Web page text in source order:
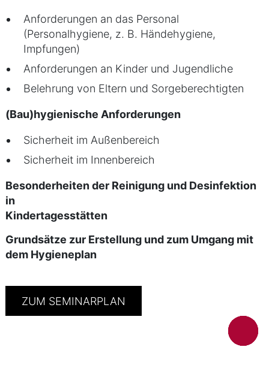
Anforderungen an das Personal
(Personalhygiene, z. B. Händehygiene,
Impfungen)
Anforderungen an Kinder und Jugendliche
Belehrung von Eltern und Sorgeberechtigten
(Bau)hygienische Anforderungen
Sicherheit im Außenbereich
Sicherheit im Innenbereich
Besonderheiten der Reinigung und Desinfektion
in
Kindertagesstätten
Grundsätze zur Erstellung und zum Umgang mit
dem Hygieneplan
ZUM SEMINARPLAN